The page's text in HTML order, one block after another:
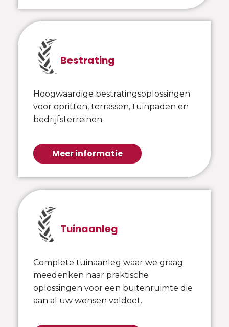
Bestrating
Hoogwaardige bestratingsoplossingen
voor opritten, terrassen, tuinpaden en
bedrijfsterreinen.
Meer informatie
Tuinaanleg
Complete tuinaanleg waar we graag
meedenken naar praktische
oplossingen voor een buitenruimte die
aan al uw wensen voldoet.